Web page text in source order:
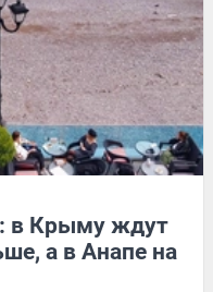
в Крыму ждут
а в Анапе на